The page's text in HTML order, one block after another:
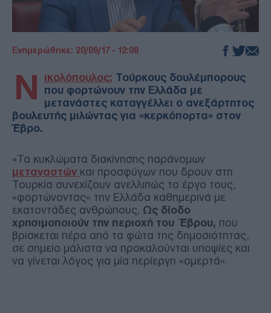
Ενημερώθηκε: 20/09/17 - 12:08
Ν ικολόπουλος: Τούρκους δουλέμπορους
που φορτώνουν την Ελλάδα με
μετανάστες καταγγέλλει ο ανεξάρτητος
βουλευτής μιλώντας για «κερκόπορτα» στον
Έβρο.
«Τα κυκλώματα διακίνησης παράνομων
μεταναστών και προσφύγων που δρουν στη
Τουρκία συνεχίζουν ανελλιπώς το έργο τους,
«φορτώνοντας» την Ελλάδα καθημερινά με
εκατοντάδες ανθρώπους. Ως δίοδο
χρησιμοποιούν την περιοχή του Έβρου, που
βρίσκεται πέρα από τα φώτα της δημοσιότητας,
σε σημείο μάλιστα να προκαλούνται υποψίες και
να γίνεται λόγος για μία περίεργη «ομερτά».